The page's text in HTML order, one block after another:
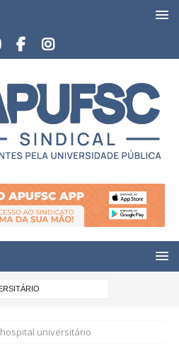
hospital universitário